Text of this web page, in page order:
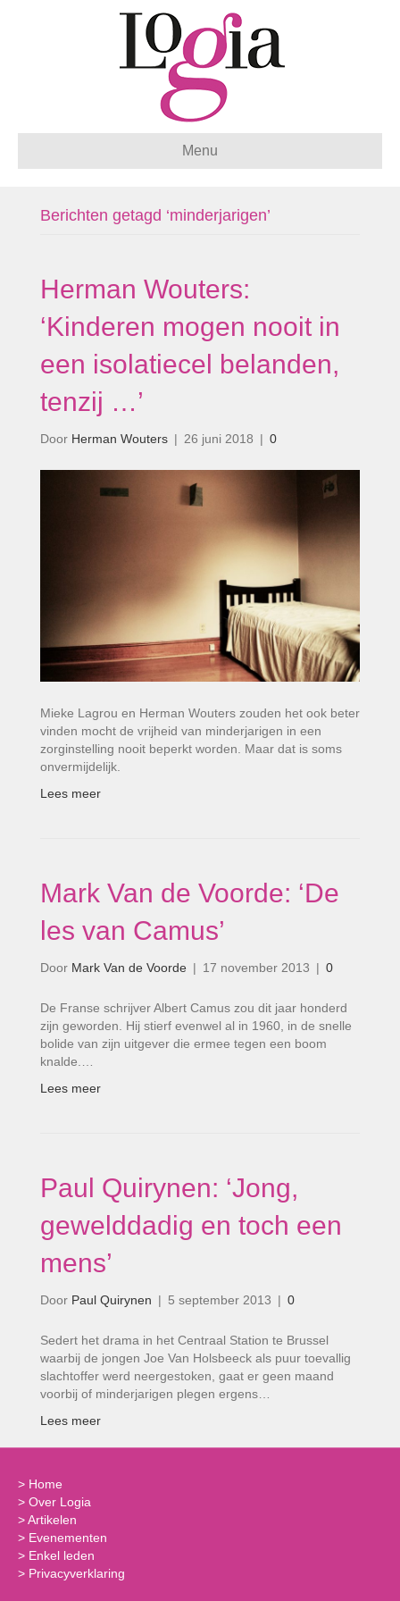
Menu
Berichten getagd ‘minderjarigen’
Herman Wouters:
‘Kinderen mogen nooit in
een isolatiecel belanden,
tenzij …’
Door Herman Wouters | 26 juni 2018 | 0
Mieke Lagrou en Herman Wouters zouden het ook beter
vinden mocht de vrijheid van minderjarigen in een
zorginstelling nooit beperkt worden. Maar dat is soms
onvermijdelijk.
Lees meer
Mark Van de Voorde: ‘De
les van Camus’
Door Mark Van de Voorde | 17 november 2013 | 0
De Franse schrijver Albert Camus zou dit jaar honderd
zijn geworden. Hij stierf evenwel al in 1960, in de snelle
bolide van zijn uitgever die ermee tegen een boom
knalde.…
Lees meer
Paul Quirynen: ‘Jong,
gewelddadig en toch een
mens’
Door Paul Quirynen | 5 september 2013 | 0
Sedert het drama in het Centraal Station te Brussel
waarbij de jongen Joe Van Holsbeeck als puur toevallig
slachtoffer werd neergestoken, gaat er geen maand
voorbij of minderjarigen plegen ergens…
Lees meer
> Home
> Over Logia
>Artikelen
> Evenementen
> Enkel leden
> Privacyverklaring